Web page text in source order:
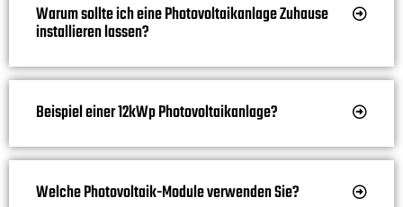
Warum sollte ich eine Photovoltaikanlage Zuhause
installieren lassen?
Beispiel einer 12kWp Photovoltaikanlage?
Welche Photovoltaik-Module verwenden Sie?